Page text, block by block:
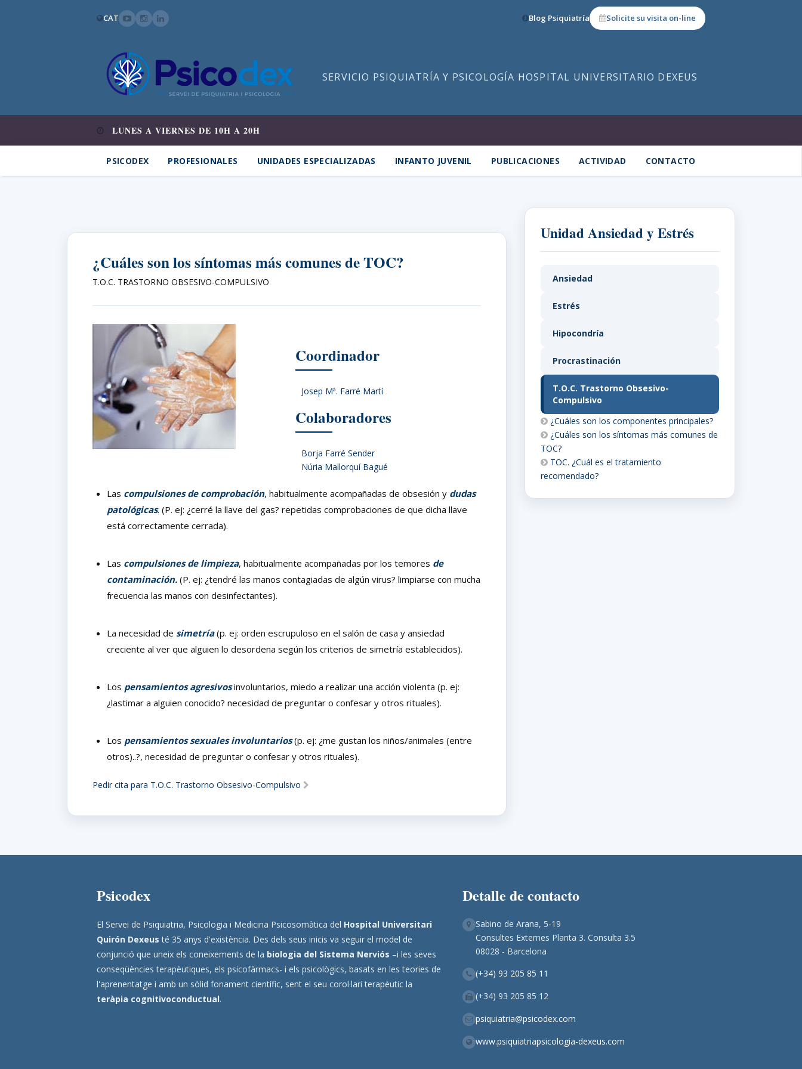
CAT Blog Psiquiatría Solicite su visita on-line
SERVICIO PSIQUIATRÍA Y PSICOLOGÍA HOSPITAL UNIVERSITARIO DEXEUS
LUNES A VIERNES DE 10H A 20H
PSICODEX PROFESIONALES UNIDADES ESPECIALIZADAS INFANTO JUVENIL PUBLICACIONES ACTIVIDAD CONTACTO
¿Cuáles son los síntomas más comunes de TOC?
T.O.C. TRASTORNO OBSESIVO-COMPULSIVO
Coordinador
Josep Mª. Farré Martí
Colaboradores
Borja Farré Sender
Núria Mallorquí Bagué
Las compulsiones de comprobación, habitualmente acompañadas de obsesión y dudas
patológicas. (P. ej: ¿cerré la llave del gas? repetidas comprobaciones de que dicha llave
está correctamente cerrada).
Las compulsiones de limpieza, habitualmente acompañadas por los temores de
contaminación. (P. ej: ¿tendré las manos contagiadas de algún virus? limpiarse con mucha
frecuencia las manos con desinfectantes).
La necesidad de simetría(p. ej: orden escrupuloso en el salón de casa y ansiedad
creciente al ver que alguien lo desordena según los criterios de simetría establecidos).
Los pensamientos agresivosinvoluntarios, miedo a realizar una acción violenta (p. ej:
¿lastimar a alguien conocido? necesidad de preguntar o confesar y otros rituales).
Los pensamientos sexuales involuntarios(p. ej: ¿me gustan los niños/animales (entre
otros)..?, necesidad de preguntar o confesar y otros rituales).
Pedir cita para T.O.C. Trastorno Obsesivo-Compulsivo
Unidad Ansiedad y Estrés
Ansiedad
Estrés
Hipocondría
Procrastinación
T.O.C. Trastorno Obsesivo-
Compulsivo
¿Cuáles son los componentes principales?
¿Cuáles son los síntomas más comunes de
TOC?
TOC. ¿Cuál es el tratamiento
recomendado?
Psicodex
El Servei de Psiquiatria, Psicologia i Medicina Psicosomàtica del Hospital Universitari
Quirón Dexeus té 35 anys d'existència. Des dels seus inicis va seguir el model de
conjunció que uneix els coneixements de la biologia del Sistema Nerviós –i les seves
conseqüències terapèutiques, els psicofàrmacs- i els psicològics, basats en les teories de
l'aprenentatge i amb un sòlid fonament científic, sent el seu corol·lari terapèutic la
teràpia cognitivoconductual.
Detalle de contacto
Sabino de Arana, 5-19
Consultes Externes Planta 3. Consulta 3.5
08028 - Barcelona
(+34) 93 205 85 11
(+34) 93 205 85 12
psiquiatria@psicodex.com
www.psiquiatriapsicologia-dexeus.com